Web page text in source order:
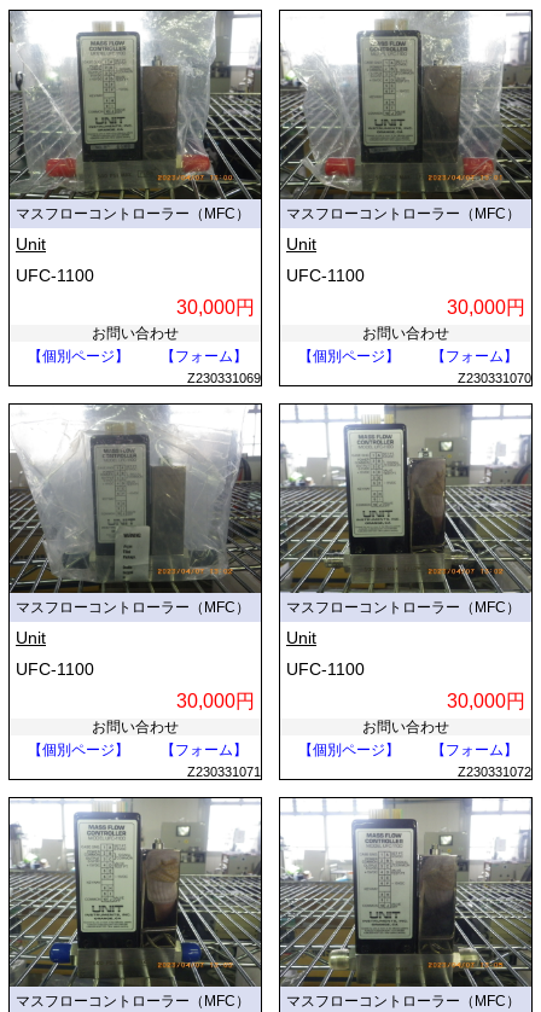
マスフローコントローラー（MFC）
Unit
UFC-1100
30,000円
お問い合わせ
【個別ページ】
【フォーム】
Z230331069
マスフローコントローラー（MFC）
Unit
UFC-1100
30,000円
お問い合わせ
【個別ページ】
【フォーム】
Z230331070
マスフローコントローラー（MFC）
Unit
UFC-1100
30,000円
お問い合わせ
【個別ページ】
【フォーム】
Z230331071
マスフローコントローラー（MFC）
Unit
UFC-1100
30,000円
お問い合わせ
【個別ページ】
【フォーム】
Z230331072
マスフローコントローラー（MFC） マスフローコントローラー（MFC）